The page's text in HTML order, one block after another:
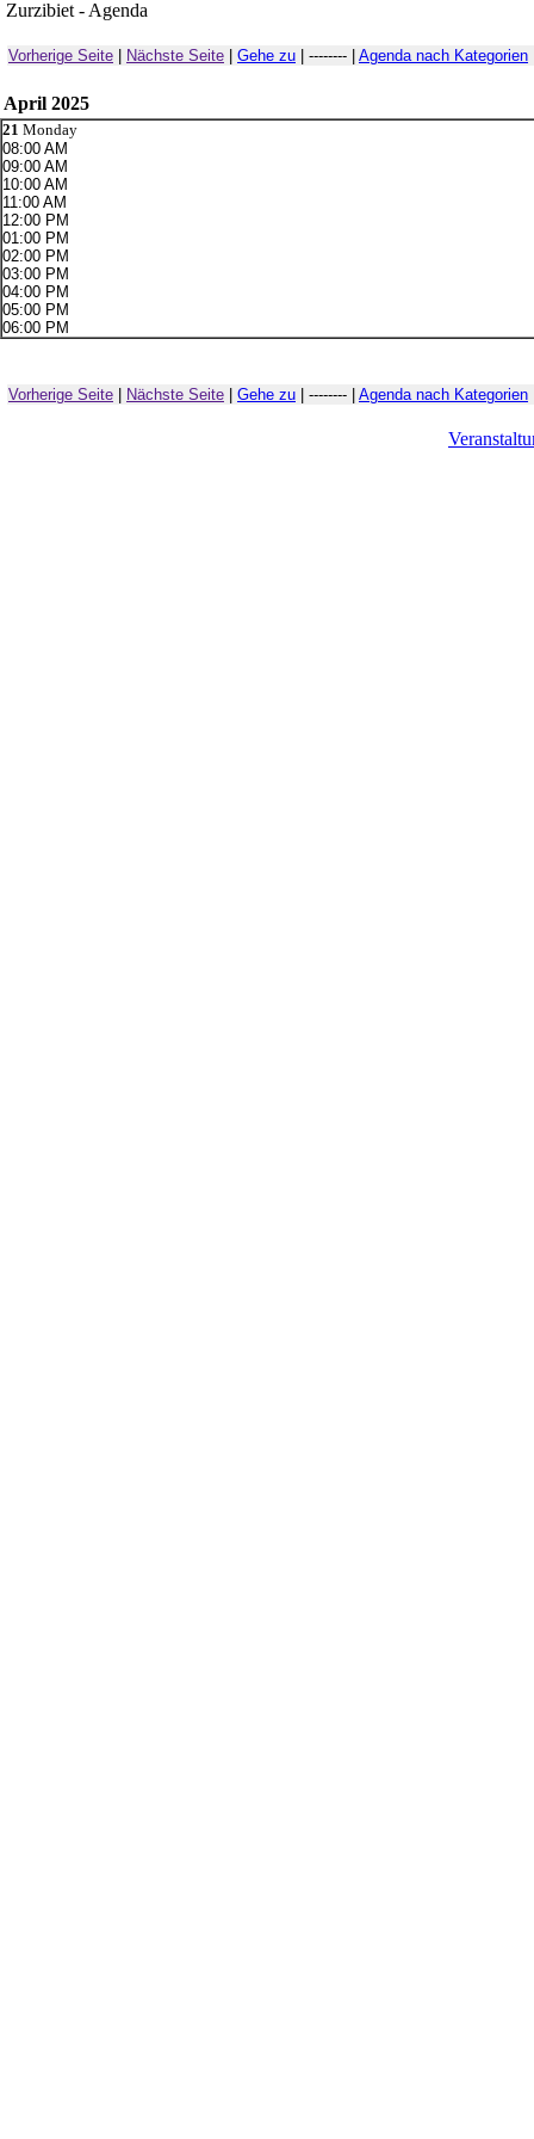
Zurzibiet - Agenda
Vorherige Seite Nächste Seite Gehe zu | -------- | Agenda nach Kategorien
April 2025
21 Monday
08:00 AM
09:00 AM
10:00 AM
11:00 AM
12:00 PM
01:00 PM
02:00 PM
03:00 PM
04:00 PM
05:00 PM
06:00 PM
Vorherige Seite Nächste Seite Gehe zu | -------- | Agenda nach Kategorien